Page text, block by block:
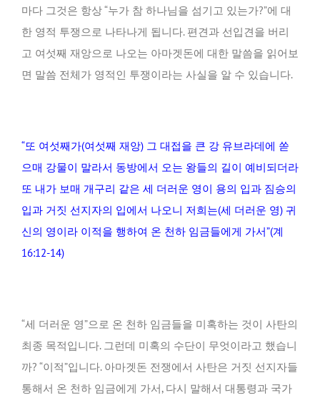
마다 그것은 항상 “누가 참 하나님을 섬기고 있는가?”에 대
한 영적 투쟁으로 나타나게 됩니다. 편견과 선입견을 버리
고 여섯째 재앙으로 나오는 아마겟돈에 대한 말씀을 읽어보
면 말씀 전체가 영적인 투쟁이라는 사실을 알 수 있습니다.
“또 여섯째가(여섯째 재앙) 그 대접을 큰 강 유브라데에 쏟
으매 강물이 말라서 동방에서 오는 왕들의 길이 예비되더라
또 내가 보매 개구리 같은 세 더러운 영이 용의 입과 짐승의
입과 거짓 선지자의 입에서 나오니 저희는(세 더러운 영) 귀
신의 영이라 이적을 행하여 온 천하 임금들에게 가서”(계
16:12-14)
“세 더러운 영”으로 온 천하 임금들을 미혹하는 것이 사탄의
최종 목적입니다. 그런데 미혹의 수단이 무엇이라고 했습니
까? “이적”입니다. 아마겟돈 전쟁에서 사탄은 거짓 선지자들
통해서 온 천하 임금에게 가서, 다시 말해서 대통령과 국가